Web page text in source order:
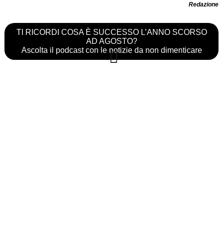
Redazione
TI RICORDI COSA È SUCCESSO L’ANNO SCORSO
AD AGOSTO?
Ascolta il podcast con le notizie da non dimenticare